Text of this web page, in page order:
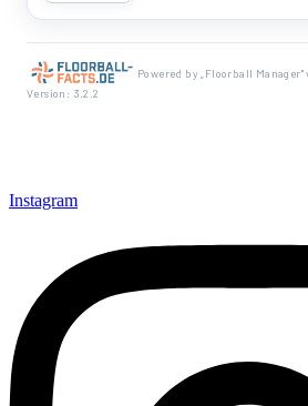
Powered by „Floorball
Version: 3.2.2
Instagram